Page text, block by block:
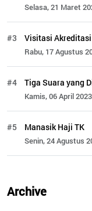
Selasa, 21 Maret
#3 Visitasi Akreditasi
Rabu, 17 Agustus
#4 Tiga Suara yang
Kamis, 06 April
#5 Manasik Haji TK
Senin, 24 Agustus
Archive